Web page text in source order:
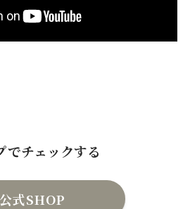
でチェックする
公式SHOP